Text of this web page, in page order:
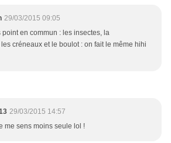
29/03/2015 09:05
en commun : les insectes, la
créneaux et le boulot : on fait le même hihi
29/03/2015 14:57
me sens moins seule lol !